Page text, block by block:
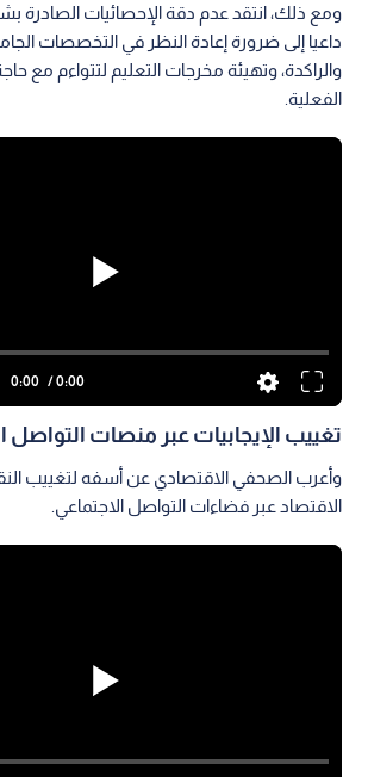
ومع ذلك، انتقد عدم دقة الإحصائيات الصادرة
داعيا إلى ضرورة إعادة النظر في التخصصات
والراكدة، وتهيئة مخرجات التعليم لتتواءم مع
الفعلية.
0:00 / 0:00
تغييب الإيجابيات عبر منصات التواصل
وأعرب الصحفي الاقتصادي عن أسفه لتغييب
الاقتصاد عبر فضاءات التواصل الاجتماعي.